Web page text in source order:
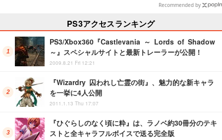
Recommended by
PS3アクセスランキング
PS3/Xbox360『Castlevania ～ Lords of Shadow
～』スペシャルサイトと最新トレーラーが公開！
2009.8.21 Fri 12:21
『Wizardry 囚われし亡霊の街』、魅力的な新キャラ
を一挙に4人公開
2011.1.13 Thu 17:07
『ひぐらしのなく頃に粋』は、ラノベ約30冊分のテキ
ストと全キャラフルボイスで送る完全版